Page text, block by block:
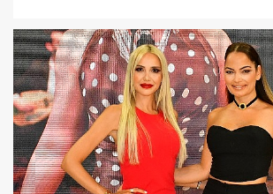
2
Tut’tan Yeni İş
3
Gözde
Magazin’de:
olarak var